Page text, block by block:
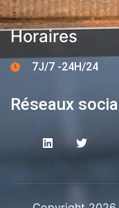
Horaires
7J/7 -24H/24
Réseaux